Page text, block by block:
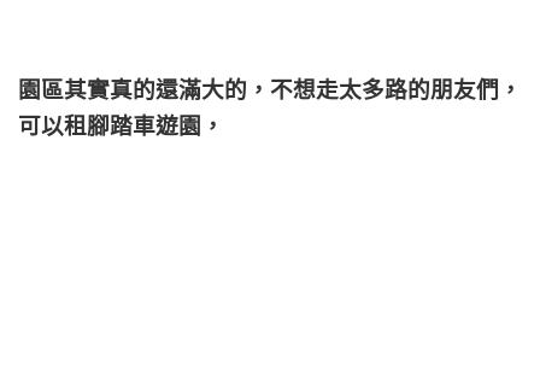
園區其實真的還滿大的，不想走太多路的朋友們，
可以租腳踏車遊園，